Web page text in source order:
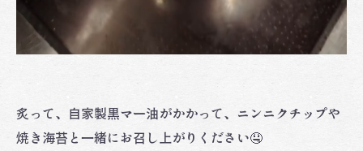
炙って、自家製黒マー油がかかって、ニンニクチップや
焼き海苔と一緒にお召し上がりください🤤